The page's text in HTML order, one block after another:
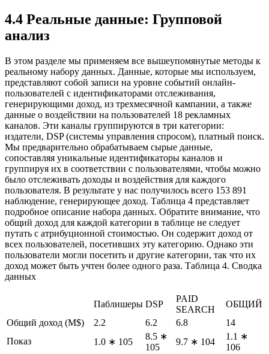
4.4 Реальные данные: Групповой
анализ
В этом разделе мы применяем все вышеупомянутые методы к
реальному набору данных. Данные, которые мы используем,
представляют собой записи на уровне событий онлайн-
пользователей с идентификаторами отслеживания,
генерирующими доход, из трехмесячной кампании, а также
данные о воздействии на пользователей 18 рекламных
каналов. Эти каналы группируются в три категории:
издатели, DSP (системы управления спросом), платный поиск.
Мы предварительно обрабатываем сырые данные,
сопоставляя уникальные идентификаторы каналов и
группируя их в соответствии с пользователями, чтобы можно
было отслеживать доходы и воздействия для каждого
пользователя. В результате у нас получилось всего 153 891
наблюдение, генерирующее доход. Таблица 4 представляет
подробное описание набора данных. Обратите внимание, что
общий доход для каждой категории в таблице не следует
путать с атрибуционной стоимостью. Он содержит доход от
всех пользователей, посетивших эту категорию. Однако эти
пользователи могли посетить и другие категории, так что их
доход может быть учтен более одного раза. Таблица 4. Сводка
данных
Паблишеры DSP
PAID
SEARCH
ОБЩИЙ
Общий доход (М$)
2.2 6.2 6.8
14
Показ
1.0 ∗ 105
8.5 ∗
105
9.7 ∗ 104
1.1 ∗
106